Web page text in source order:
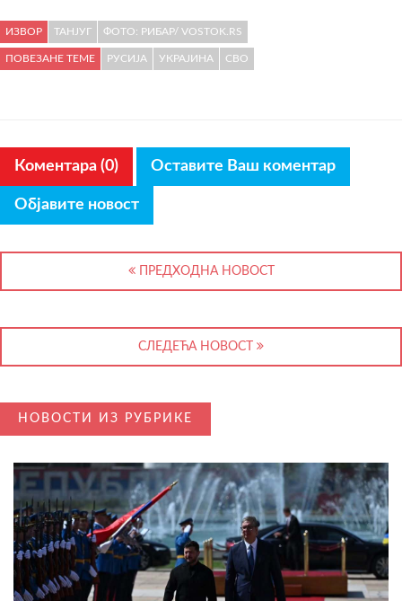
ИЗВОР ТАНЈУГ ФОТО: РИБАР/ VOSTOK.RS
ПОВЕЗАНЕ ТЕМЕ РУСИЈА УКРАЈИНА СВО
Коментара (0) Оставите Ваш коментар
Објавите новост
ПРЕДХОДНА НОВОСТ
СЛЕДЕЋА НОВОСТ
НОВОСТИ ИЗ РУБРИКЕ